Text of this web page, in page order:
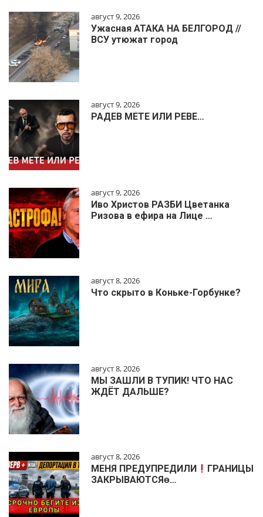
август 9, 2026
Ужасная АТАКА НА БЕЛГОРОД //
ВСУ утюжат город
август 9, 2026
РАДЕВ МЕТЕ ИЛИ РЕВЕ…
август 9, 2026
Иво Христов РАЗБИ Цветанка
Ризова в ефира на Лице …
август 8, 2026
Что скрыто в Коньке-Горбунке?
август 8, 2026
МЫ ЗАШЛИ В ТУПИК! ЧТО НАС
ЖДЁТ ДАЛЬШЕ?
август 8, 2026
МЕНЯ ПРЕДУПРЕДИЛИ
ГРАНИЦЫ
ЗАКРЫВАЮТСЯɵ…